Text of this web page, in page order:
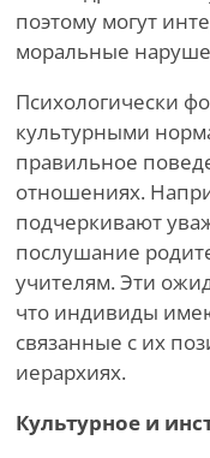
поэтому могут
моральные
Психологически
культурными
правильное
отношениях.
подчеркивают
послушание
учителям. Эти
что индивиды
связанные с их
иерархиях.
Культурное и